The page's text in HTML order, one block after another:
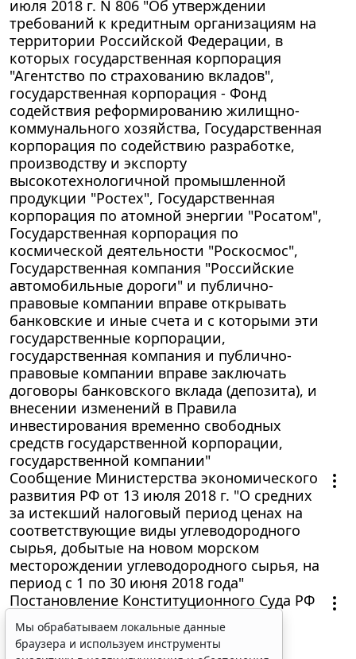
июля 2018 г. N 806 "Об утверждении
требований к кредитным организациям на
территории Российской Федерации, в
которых государственная корпорация
"Агентство по страхованию вкладов",
государственная корпорация - Фонд
содействия реформированию жилищно-
коммунального хозяйства, Государственная
корпорация по содействию разработке,
производству и экспорту
высокотехнологичной промышленной
продукции "Ростех", Государственная
корпорация по атомной энергии "Росатом",
Государственная корпорация по
космической деятельности "Роскосмос",
Государственная компания "Российские
автомобильные дороги" и публично-
правовые компании вправе открывать
банковские и иные счета и с которыми эти
государственные корпорации,
государственная компания и публично-
правовые компании вправе заключать
договоры банковского вклада (депозита), и
внесении изменений в Правила
инвестирования временно свободных
средств государственной корпорации,
государственной компании"
Сообщение Министерства экономического
развития РФ от 13 июля 2018 г. "О средних
за истекший налоговый период ценах на
соответствующие виды углеводородного
сырья, добытые на новом морском
месторождении углеводородного сырья, на
период с 1 по 30 июня 2018 года"
Постановление Конституционного Суда РФ
проверке конституционности части 8
статьи 291.6 Арбитражного
Мы обрабатываем локальные данные
браузера и используем инструменты